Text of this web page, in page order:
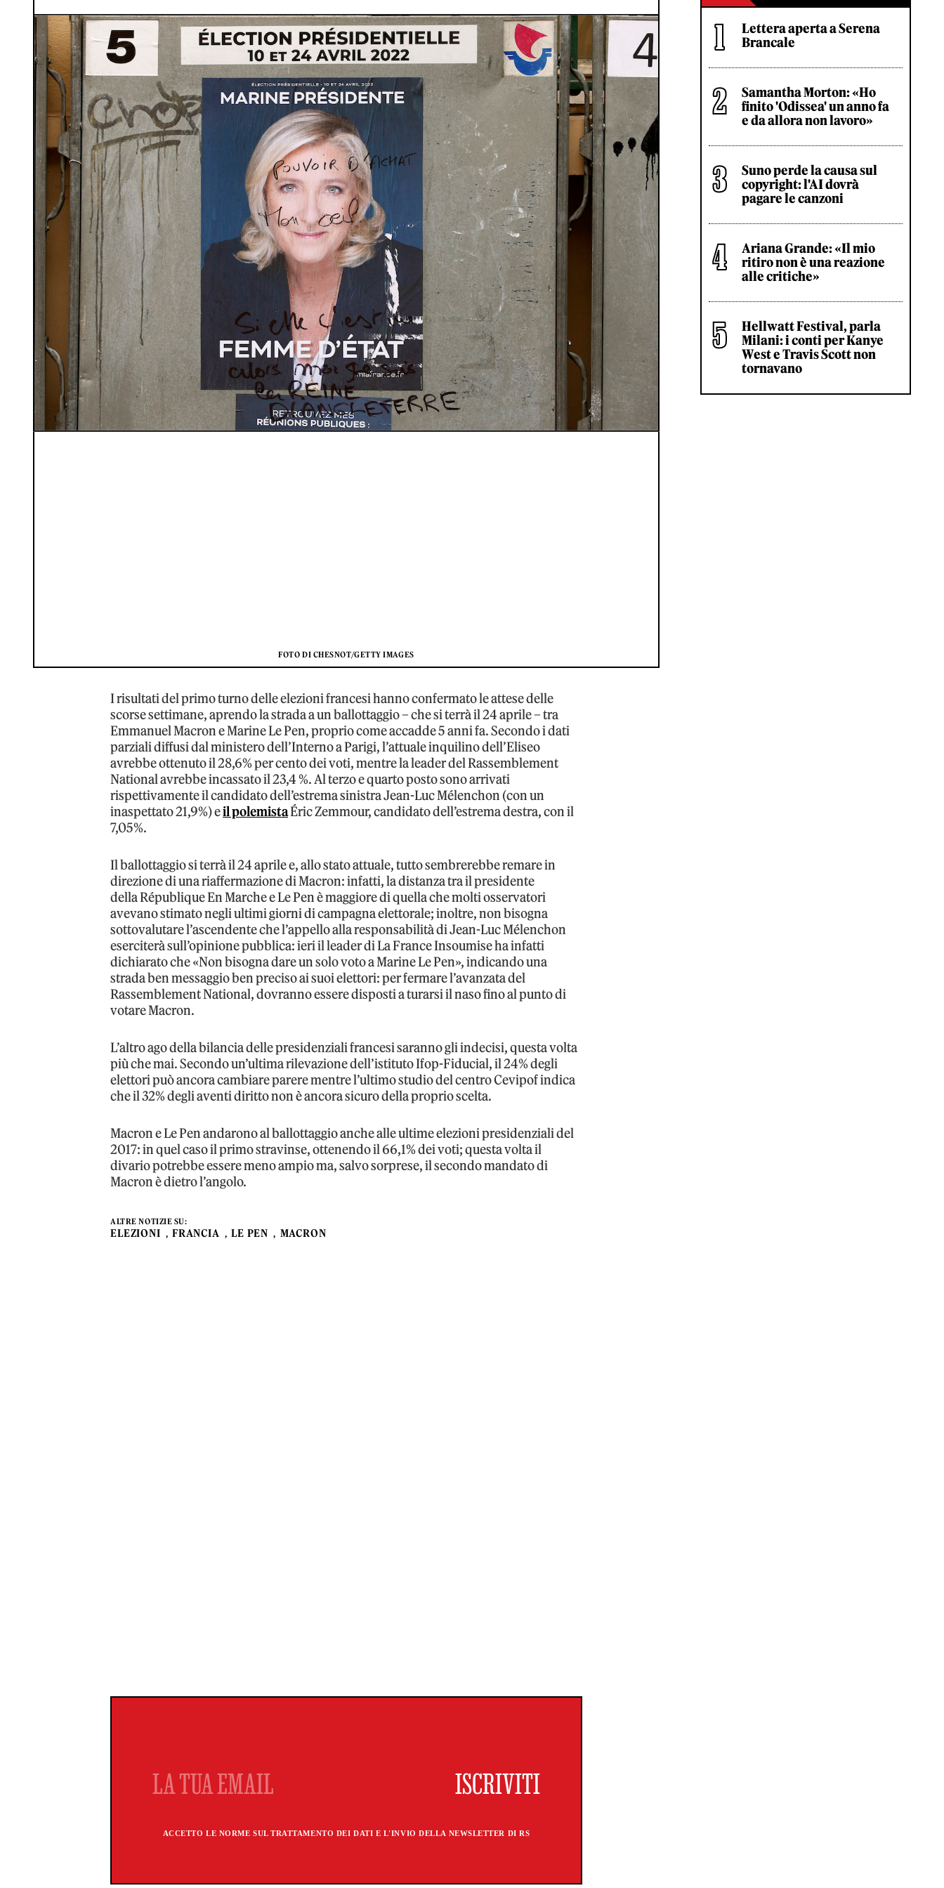
FOTO DI CHESNOT/GETTY IMAGES
I risultati del primo turno delle elezioni francesi hanno confermato le attese delle
scorse settimane, aprendo la strada a un ballottaggio – che si terrà il 24 aprile – tra
Emmanuel Macron e Marine Le Pen, proprio come accadde 5 anni fa. Secondo i dati
parziali diffusi dal ministero dell’Interno a Parigi, l’attuale inquilino dell’Eliseo
avrebbe ottenuto il 28,6% per cento dei voti, mentre la leader del Rassemblement
National avrebbe incassato il 23,4 %. Al terzo e quarto posto sono arrivati
rispettivamente il candidato dell’estrema sinistra Jean-Luc Mélenchon (con un
inaspettato 21,9%) eil polemistaÉric Zemmour, candidato dell’estrema destra, con il
7,05%.
Il ballottaggio si terrà il 24 aprile e, allo stato attuale, tutto sembrerebbe remare in
direzione di una riaffermazione di Macron: infatti, la distanza tra il presidente
dellaRépublique En Marche e Le Pen è maggiore di quella che molti osservatori
avevano stimato negli ultimi giorni di campagna elettorale; inoltre, non bisogna
sottovalutare l’ascendente che l’appello alla responsabilità di Jean-Luc Mélenchon
eserciterà sull’opinione pubblica: ieri il leader di La France Insoumise ha infatti
dichiarato che «Non bisogna dare un solo voto a Marine Le Pen», indicando una
strada ben messaggio ben preciso ai suoi elettori: per fermare l’avanzata del
Rassemblement National, dovranno essere disposti a turarsi il naso fino al punto di
votare Macron.
L’altro ago della bilancia delle presidenziali francesi saranno gli indecisi, questa volta
più che mai. Secondo un’ultima rilevazione dell’istituto Ifop-Fiducial, il 24% degli
elettori può ancora cambiare parere mentre l’ultimo studio del centro Cevipof indica
che il 32% degli aventi diritto non è ancora sicuro della proprio scelta.
Macron e Le Pen andarono al ballottaggio anche alle ultime elezioni presidenziali del
2017: in quel caso il primo stravinse, ottenendo il 66,1% dei voti; questa volta il
divario potrebbe essere meno ampio ma, salvo sorprese, il secondo mandato di
Macron è dietro l’angolo.
ALTRE NOTIZIE SU:
ELEZIONI FRANCIA LE PEN MACRON
ACCETTO LE NORME SUL TRATTAMENTO DEI DATI E L'INVIO DELLA NEWSLETTER DI RS
Lettera aperta a Serena
Brancale
Samantha Morton: «Ho
finito 'Odissea' un anno fa
e da allora non lavoro»
Suno perde la causa sul
copyright: l'AI dovrà
pagare le canzoni
Ariana Grande: «Il mio
ritiro non è una reazione
alle critiche»
Hellwatt Festival, parla
Milani: i conti per Kanye
West e Travis Scott non
tornavano